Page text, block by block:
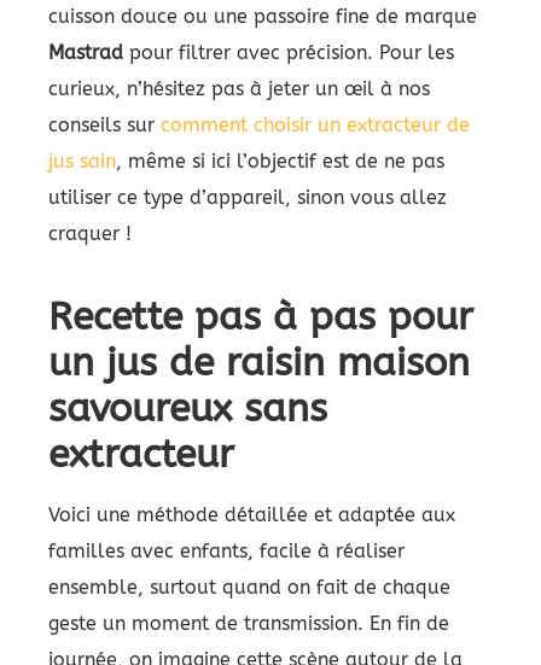
cuisson douce ou une passoire fine de marque
Mastrad pour filtrer avec précision. Pour les
curieux, n’hésitez pas à jeter un œil à nos
conseils sur comment choisir un extracteur de
jus sain, même si ici l’objectif est de ne pas
utiliser ce type d’appareil, sinon vous allez
craquer !
Recette pas à pas pour
un jus de raisin maison
savoureux sans
extracteur
Voici une méthode détaillée et adaptée aux
familles avec enfants, facile à réaliser
ensemble, surtout quand on fait de chaque
geste un moment de transmission. En fin de
journée, on imagine cette scène autour de la